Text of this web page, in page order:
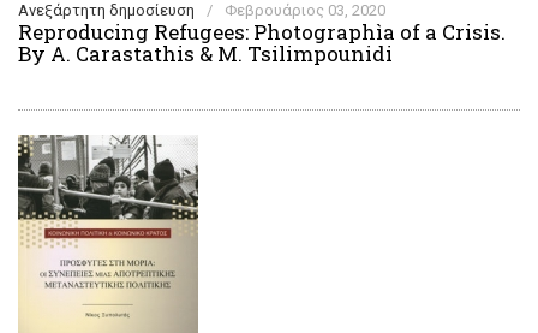
Ανεξάρτητη δημοσίευση / Φεβρουάριος 03, 2020
Reproducing Refugees: Photographìa of a Crisis.
By A. Carastathis & M. Tsilimpounidi